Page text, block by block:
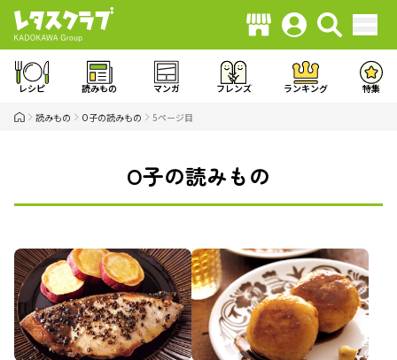
レシピ 読みもの マンガ フレンズ ランキング 特集
読みもの O子の読みもの 5ページ目
O子の読みもの